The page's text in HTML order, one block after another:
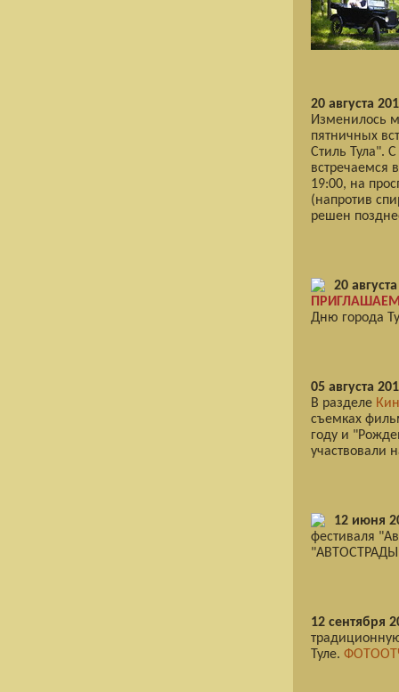
20 августа
Изменилось
пятничных
Стиль Тула".
встречаемся
19:00, на
(напротив
решен
20
Дню города
05 августа
В разделе
съемках
году и
участвовали
12 июня
фестиваля
12 сентября
Туле.